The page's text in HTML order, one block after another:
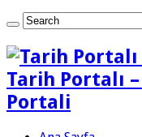
Tarih Portalı
Portali